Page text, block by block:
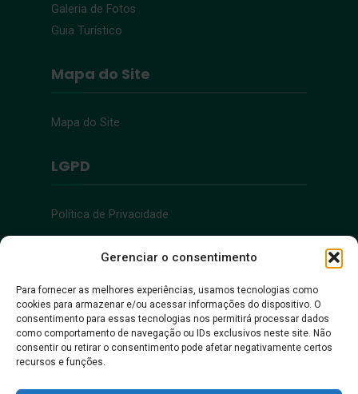
Gerenciar o consentimento
Para fornecer as melhores experiências, usamos tecnologias como
cookies para armazenar e/ou acessar informações do dispositivo. O
consentimento para essas tecnologias nos permitirá processar dados
como comportamento de navegação ou IDs exclusivos neste site. Não
consentir ou retirar o consentimento pode afetar negativamente certos
recursos e funções.
Galeria de Fotos
Guia Turístico
Mapa do Site
Mapa do Site
LGPD
Política de Privacidade
Acessibilidade
Acessibilidade